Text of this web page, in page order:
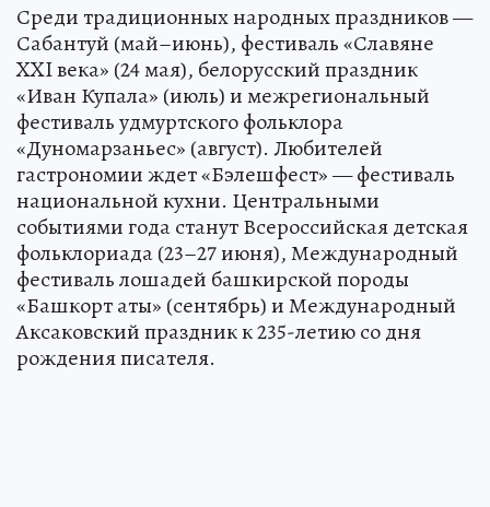
Среди традиционных народных праздников —
Сабантуй (май–июнь), фестиваль «Славяне
XXI века» (24 мая), белорусский праздник
«Иван Купала» (июль) и межрегиональный
фестиваль удмуртского фольклора
«Дуномарзаньес» (август). Любителей
гастрономии ждет «Бэлешфест» — фестиваль
национальной кухни. Центральными
событиями года станут Всероссийская детская
фольклориада (23–27 июня), Международный
фестиваль лошадей башкирской породы
«Башкорт аты» (сентябрь) и Международный
Аксаковский праздник к 235-летию со дня
рождения писателя.